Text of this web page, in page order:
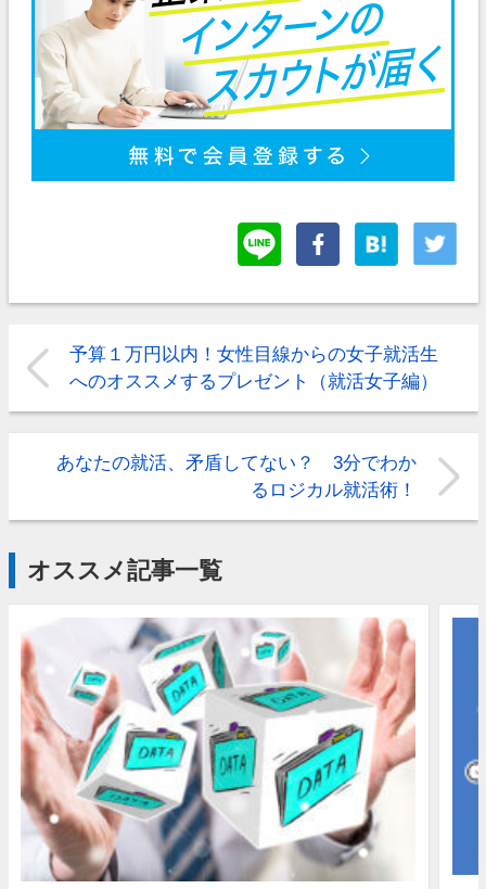
予算１万円以内！女性目線からの女子就活生
へのオススメするプレゼント（就活女子編）
あなたの就活、矛盾してない？ 3分でわか
るロジカル就活術！
オススメ記事一覧